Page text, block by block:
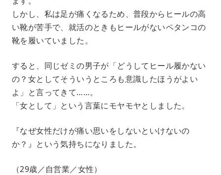
しかし、私は足が痛くなるため、普段からヒールの高
い靴が苦手で、就活のときもヒールがないペタンコの
靴を履いていました。
すると、同じゼミの男子が「どうしてヒール履かない
の？女としてそういうところも意識したほうがよい
よ」と言ってきて……。
「女として」という言葉にモヤモヤとしました。
『なぜ女性だけが痛い思いをしないといけないの
か？』という気持ちになりました。
（29歳／自営業／女性）